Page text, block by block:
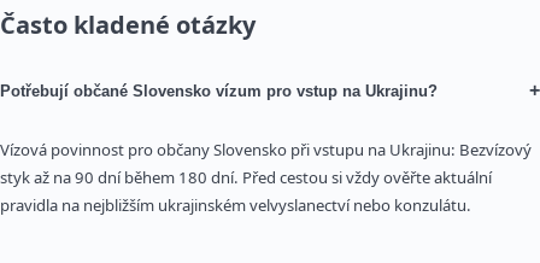
Často kladené otázky
Potřebují občané Slovensko vízum pro vstup na Ukrajinu? +
Vízová povinnost pro občany Slovensko při vstupu na Ukrajinu: Bezvízový
styk až na 90 dní během 180 dní. Před cestou si vždy ověřte aktuální
pravidla na nejbližším ukrajinském velvyslanectví nebo konzulátu.